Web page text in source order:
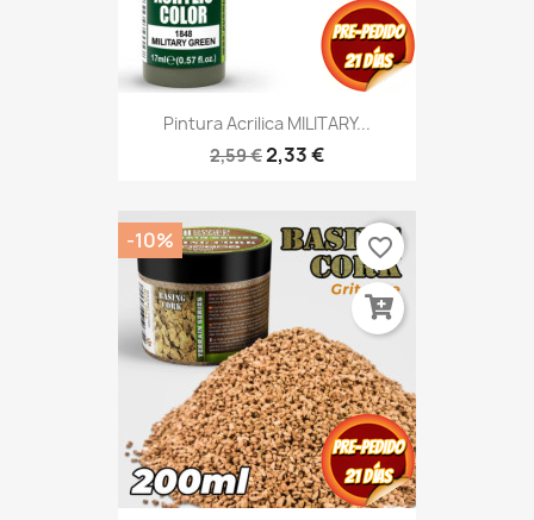
Pintura Acrilica MILITARY...
2,59 €2,33 €
-10% favorite_border